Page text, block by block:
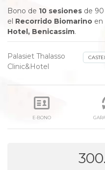
Bono de 10 sesiones de
el Recorrido Biomarino en
Hotel, Benicassim.
Palasiet Thalasso
Clinic&Hotel
E-BONO